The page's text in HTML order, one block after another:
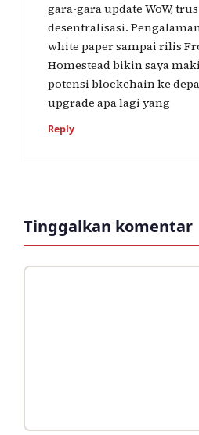
gara-gara update WoW,
desentralisasi.
white paper sampai rilis
Homestead bikin saya
potensi blockchain ke
upgrade apa lagi yang
Reply
Tinggalkan komentar
Komentar
Nama
Surel
Situs